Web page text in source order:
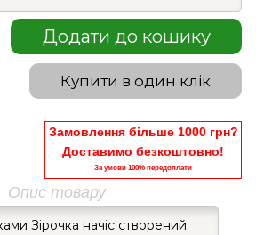
Додати до кошику
Купити в один клік
Замовлення більше 1000 грн?
Доставимо безкоштовно!
За умови 100% передоплати
Опис товару
Зірочка начіс створений